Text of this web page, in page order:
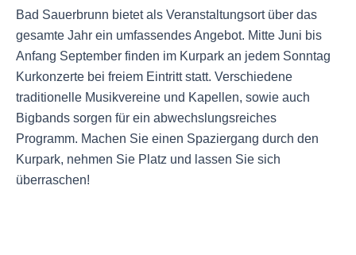
Bad Sauerbrunn bietet als Veranstaltungsort über das
gesamte Jahr ein umfassendes Angebot. Mitte Juni bis
Anfang September finden im Kurpark an jedem Sonntag
Kurkonzerte bei freiem Eintritt statt. Verschiedene
traditionelle Musikvereine und Kapellen, sowie auch
Bigbands sorgen für ein abwechslungsreiches
Programm. Machen Sie einen Spaziergang durch den
Kurpark, nehmen Sie Platz und lassen Sie sich
überraschen!